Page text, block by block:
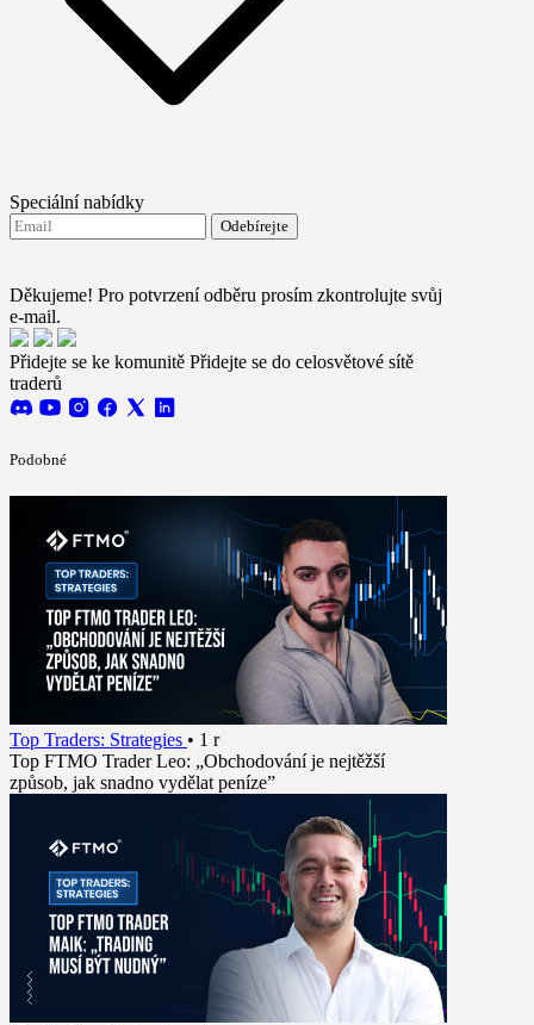
Speciální nabídky
Odebírejte
Děkujeme! Pro potvrzení odběru prosím zkontrolujte svůj
e-mail.
Přidejte se ke komunitě Přidejte se do celosvětové sítě
traderů
Podobné
Top Traders: Strategies • 1 r
Top FTMO Trader Leo: „Obchodování je nejtěžší
způsob, jak snadno vydělat peníze”